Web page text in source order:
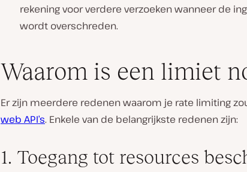
rekening voor verdere verzoeken wanneer de
wordt overschreden.
Waarom is een limiet
Er zijn meerdere redenen waarom je rate limiting
web API’s. Enkele van de belangrijkste redenen zijn:
1. Toegang tot resources